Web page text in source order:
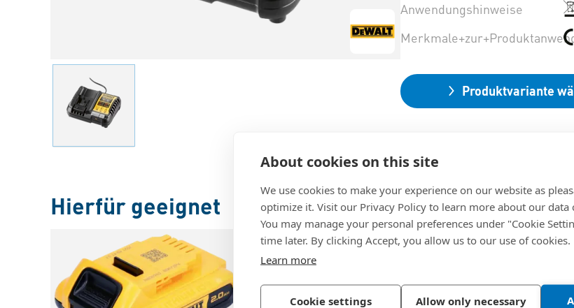
About cookies on this site
We use cookies to make your experience on our website as
optimize it. Visit our Privacy Policy to learn more about our data
You may manage your personal preferences under "Cookie
time later. By clicking Accept, you allow us to our use of cookies.
Learn more
Cookie settings Allow only necessary
Anwendungshinweise
Produktvariante
Hierfür geeignet